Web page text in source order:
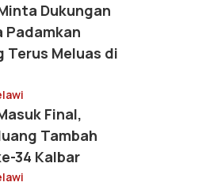
Dukungan
Padamkan
Terus Meluas di
Final,
Tambah
34 Kalbar